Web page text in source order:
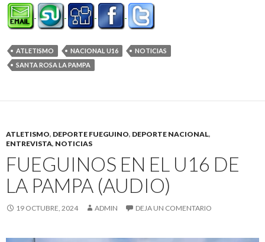
ATLETISMO NACIONAL U16
NOTICIAS
SANTA ROSA LA PAMPA
ATLETISMO, DEPORTE FUEGUINO, DEPORTE NACIONAL,
ENTREVISTA, NOTICIAS
FUEGUINOS EN EL U16 DE
LA PAMPA (AUDIO)
19 OCTUBRE, 2024 ADMIN DEJA UN COMENTARIO